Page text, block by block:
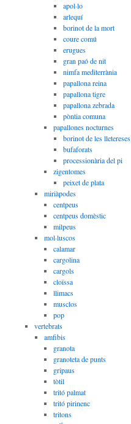
apol·lo
arlequí
borinot de la mort
coure comú
erugues
gran paó de nit
nimfa mediterrània
papallona reina
papallona tigre
papallona zebrada
pòntia comuna
papallones nocturnes
borinot de les lletereses
bufaforats
processionària del pi
zigentomes
peixet de plata
miriàpodes
centpeus
centpeus domèstic
milpeus
mol·luscos
calamar
cargolina
cargols
cloïssa
llimacs
musclos
pop
vertebrats
amfibis
granota
granoteta de punts
gripaus
tòtil
tritó palmat
tritó pirinenc
tritons